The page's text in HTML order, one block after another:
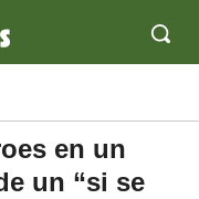
en un
un “si se